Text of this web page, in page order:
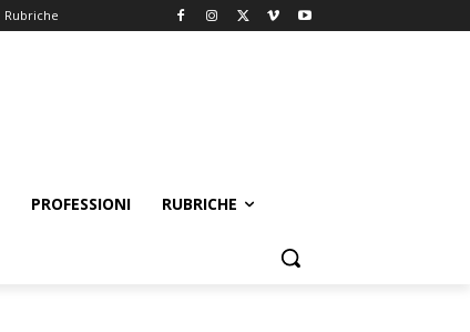
Rubriche
PROFESSIONI RUBRICHE